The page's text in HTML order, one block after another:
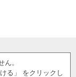
。
る」 をクリックし